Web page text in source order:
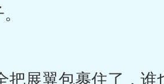
翼包裹住了，谁